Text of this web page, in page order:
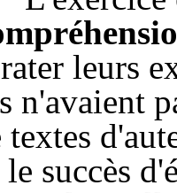
leurs
n'avaient
textes
succès